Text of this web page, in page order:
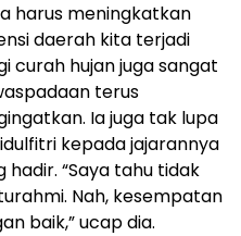
harus meningkatkan
daerah kita terjadi
curah hujan juga sangat
terus
Ia juga tak lupa
kepada jajarannya
“Saya tahu tidak
Nah, kesempatan
baik,” ucap dia.